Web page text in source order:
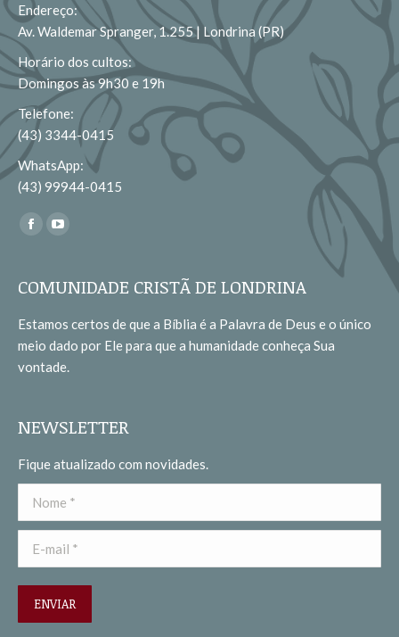
Endereço:
Av. Waldemar Spranger, 1.255 | Londrina (PR)
Horário dos cultos:
Domingos às 9h30 e 19h
Telefone:
(43) 3344-0415
WhatsApp:
(43) 99944-0415
Encontre-nos em:
Facebook
opens
new
window
opens
new
window
COMUNIDADE CRISTÃ DE LONDRINA
Estamos certos de que a Bíblia é a Palavra de Deus e o único
meio dado por Ele para que a humanidade conheça Sua
vontade.
NEWSLETTER
Fique atualizado com novidades.
Nome *
E-mail *
ENVIAR